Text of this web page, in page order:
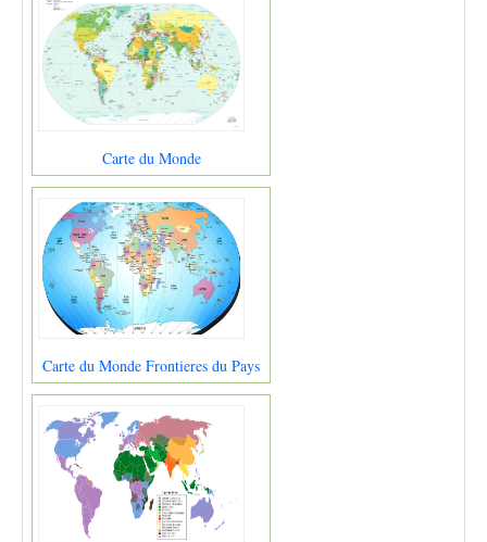
Carte du Monde
Carte du Monde Frontieres du Pays